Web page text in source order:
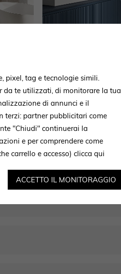
Sie zu
zu Ihrer Verfügung und
pixel, tag e tecnologie simili.
da te utilizzati, di monitorare la tua
di annunci e il
terzi: partner pubblicitari come
"Chiudi" continuerai la
e per comprendere come
carrello e accesso) clicca qui
ACCETTO IL MONITORAGGIO